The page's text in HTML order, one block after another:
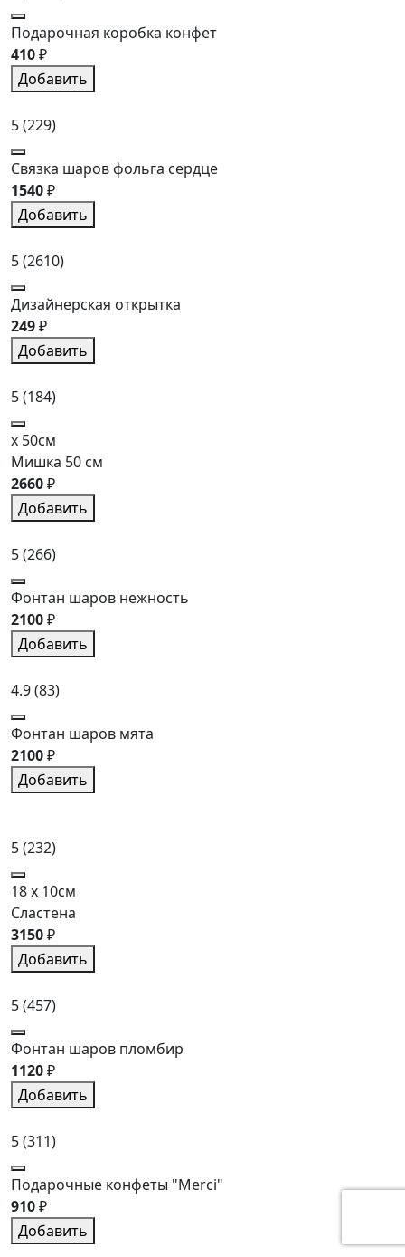
Подарочная коробка конфет
410₽
Добавить
5(229)
Связка шаров фольга сердце
1540₽
Добавить
5(2610)
Дизайнерская открытка
249₽
Добавить
5(184)
x 50см
Мишка 50 см
2660₽
Добавить
5(266)
Фонтан шаров нежность
2100₽
Добавить
4.9(83)
Фонтан шаров мята
2100₽
Добавить
5(232)
18 x 10см
Сластена
3150₽
Добавить
5(457)
Фонтан шаров пломбир
1120₽
Добавить
5(311)
Подарочные конфеты "Merci"
910₽
Добавить